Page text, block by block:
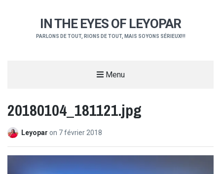
IN THE EYES OF LEYOPAR
PARLONS DE TOUT, RIONS DE TOUT, MAIS SOYONS SÉRIEUX!!!
Menu
20180104_181121.jpg
Leyopar on 7 février 2018